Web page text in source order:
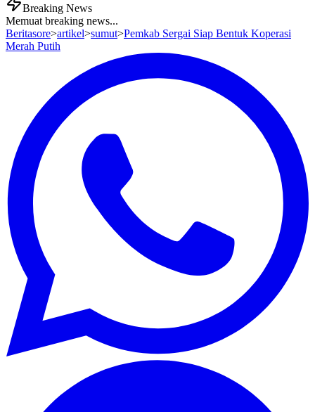
Breaking News
Memuat breaking news...
Beritasore>artikel>sumut>Pemkab Sergai Siap Bentuk Koperasi
Merah Putih